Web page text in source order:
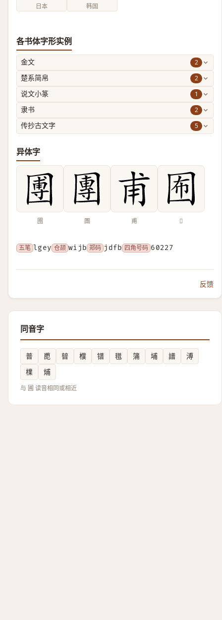
日本 韩国
各书体字形实例
金文 2
楚系简帛 2
说文小篆 1
隶书 2
传抄古文字 5
异体字
圑 團 甫 𡇊
五笔 lgey 仓颉 wijb 郑码 jdfb 四角号码 60227
反馈
同音字
普 喸 暜 㯷 镨 氆 䈬 埔 譜
溥
檏
烳
与 圃 读音相同或相近